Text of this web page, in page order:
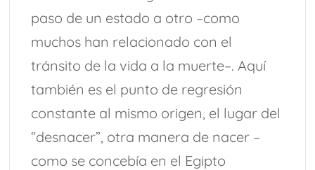
paso de un estado a otro –como
muchos han relacionado con el
tránsito de la vida a la muerte–. Aquí
también es el punto de regresión
constante al mismo origen, el lugar del
“desnacer”, otra manera de nacer –
como se concebía en el Egipto